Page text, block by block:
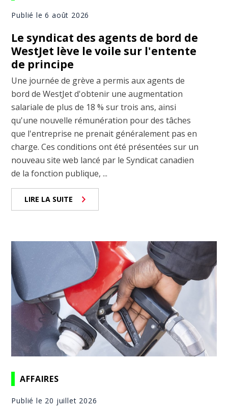
Publié le 6 août 2026
Le syndicat des agents de bord de
WestJet lève le voile sur l'entente
de principe
Une journée de grève a permis aux agents de
bord de WestJet d'obtenir une augmentation
salariale de plus de 18 % sur trois ans, ainsi
qu'une nouvelle rémunération pour des tâches
que l'entreprise ne prenait généralement pas en
charge. Ces conditions ont été présentées sur un
nouveau site web lancé par le Syndicat canadien
de la fonction publique, ...
LIRE LA SUITE
AFFAIRES
Publié le 20 juillet 2026